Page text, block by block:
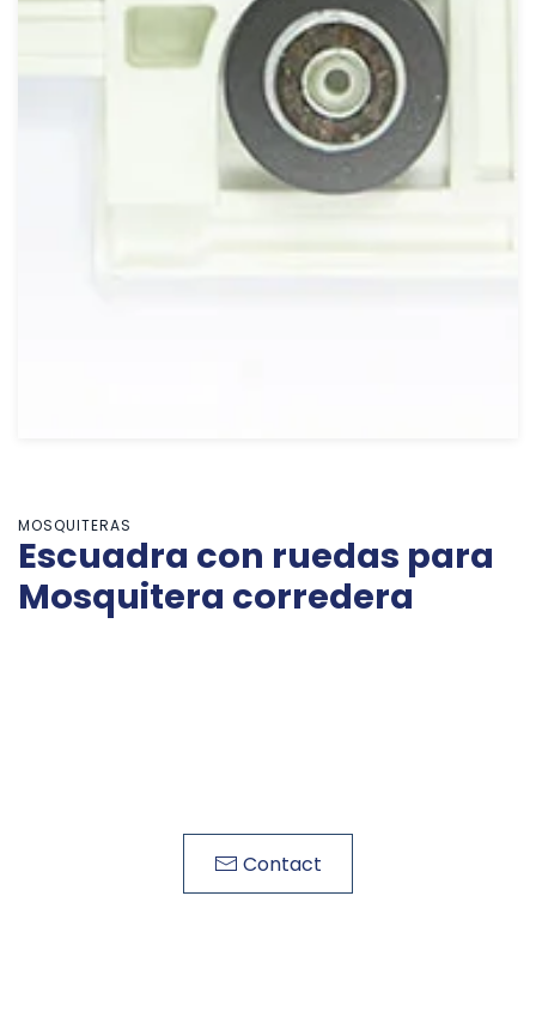
MOSQUITERAS
Escuadra con ruedas para
Mosquitera corredera
Contact